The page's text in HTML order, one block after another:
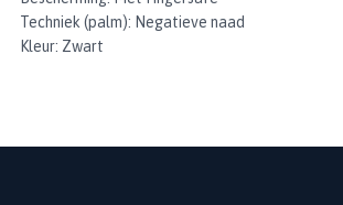
Techniek (palm): Negatieve naad
Kleur: Zwart